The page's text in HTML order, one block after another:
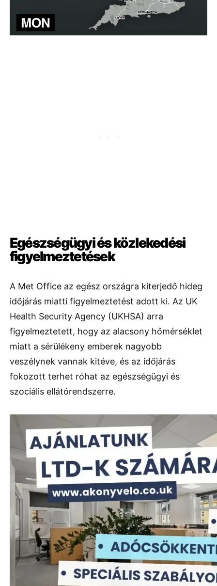
Egészségügyi és közlekedési
figyelmeztetések
A Met Office az egész országra kiterjedő hideg
időjárás miatti figyelmeztetést adott ki. Az UK
Health Security Agency (UKHSA) arra
figyelmeztetett, hogy az alacsony hőmérséklet
miatt a sérülékeny emberek nagyobb
veszélynek vannak kitéve, és az időjárás
fokozott terhet róhat az egészségügyi és
szociális ellátórendszerre.